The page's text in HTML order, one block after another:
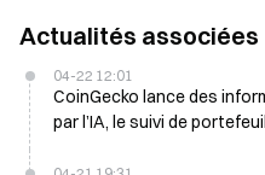
Actualités associées
04-22 12:01
CoinGecko lance des
par l’IA, le suivi de